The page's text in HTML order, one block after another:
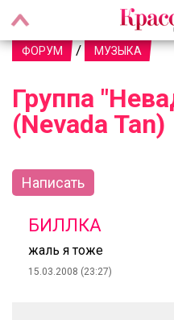
ФОРУМ / МУЗЫКА
Группа
(Nevada Tan)
Написать
БИЛЛКА
жаль я тоже
15.03.2008 (23:27)